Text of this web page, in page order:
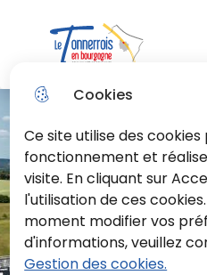
Cookies
Ce site utilise des
fonctionnement et
visite. En cliquant sur
l'utilisation de ces
moment modifier vos
d'informations, veuillez
Gestion des cookies.
au
menu
Aller à la
recherche